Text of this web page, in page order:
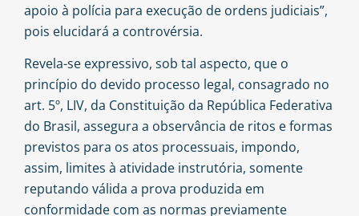
apoio à polícia para execução de ordens judiciais”,
pois elucidará a controvérsia.
Revela-se expressivo, sob tal aspecto, que o
princípio do devido processo legal, consagrado no
art. 5º, LIV, da Constituição da República Federativa
do Brasil, assegura a observância de ritos e formas
previstos para os atos processuais, impondo,
assim, limites à atividade instrutória, somente
reputando válida a prova produzida em
conformidade com as normas previamente